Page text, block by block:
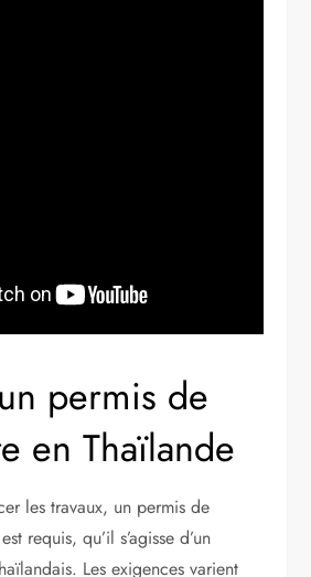
permis de
en Thaïlande
les travaux, un permis de
requis, qu’il s’agisse d’un
Les exigences varient